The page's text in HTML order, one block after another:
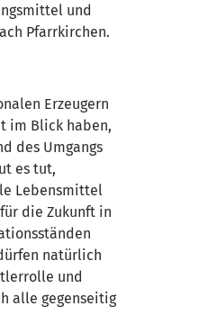
und
Pfarrkirchen.
Erzeugern
im Blick haben,
des Umgangs
es tut,
Lebensmittel
die Zukunft in
natürlich
und
alle gegenseitig